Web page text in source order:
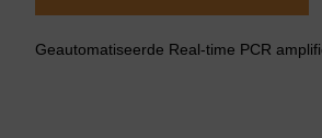
Geautomatiseerde Real-time PCR